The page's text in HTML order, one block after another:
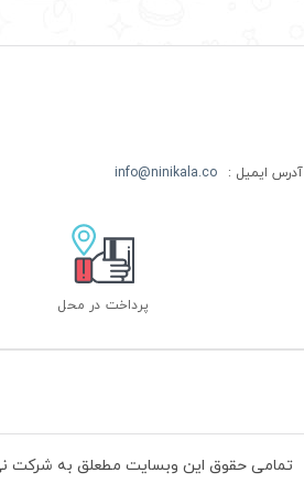
آدرس ایمیل : info@ninikala.co
پرداخت در محل
تمامی حقوق این وبسایت مطعلق به شرکت